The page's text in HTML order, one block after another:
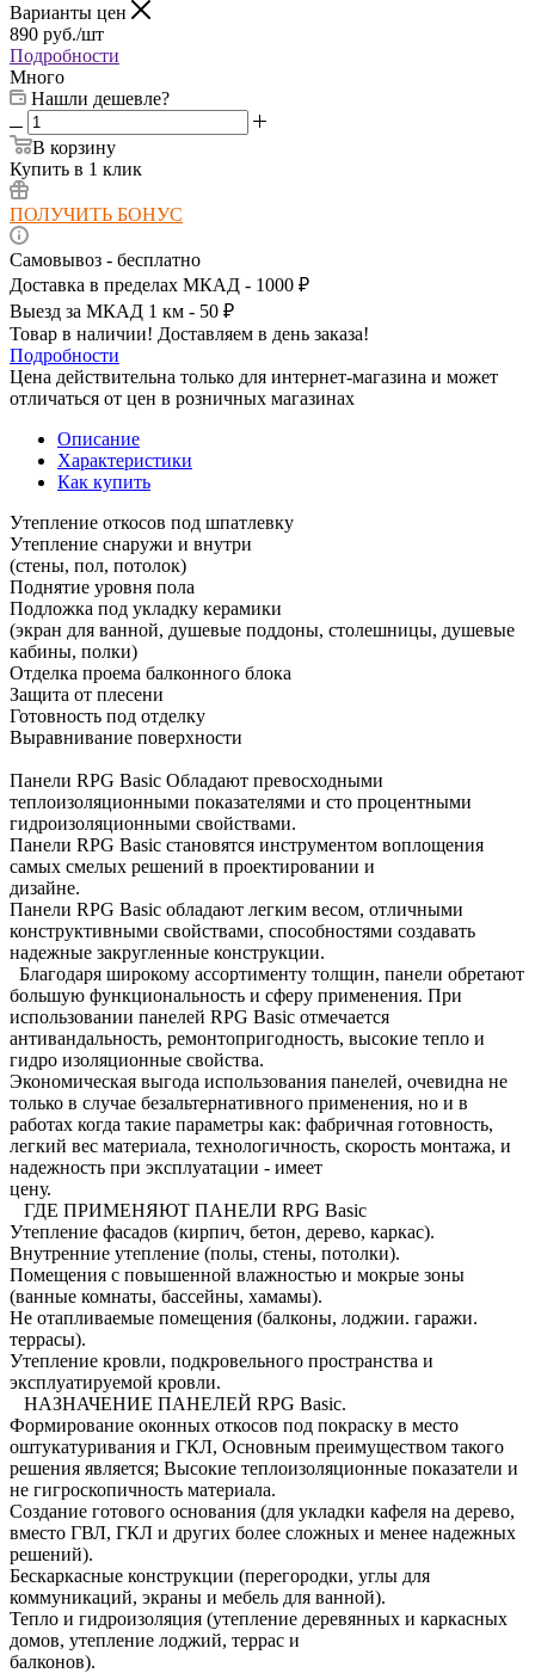
Варианты цен
890 руб./шт
Подробности
Много
Нашли дешевле?
В корзину
Купить в 1 клик
ПОЛУЧИТЬ БОНУС
Самовывоз - бесплатно
Доставка в пределах МКАД - 1000 ₽
Выезд за МКАД 1 км - 50 ₽
Товар в наличии! Доставляем в день заказа!
Подробности
Цена действительна только для интернет-магазина и может
отличаться от цен в розничных магазинах
Описание
Характеристики
Как купить
Утепление откосов под шпатлевку
Утепление снаружи и внутри
(стены, пол, потолок)
Поднятие уровня пола
Подложка под укладку керамики
(экран для ванной, душевые поддоны, столешницы, душевые
кабины, полки)
Отделка проема балконного блока
Защита от плесени
Готовность под отделку
Выравнивание поверхности
Панели RPG Basic Обладают превосходными
теплоизоляционными показателями и сто процентными
гидроизоляционными свойствами.
Панели RPG Basic становятся инструментом воплощения
самых смелых решений в проектировании и
дизайне.
Панели RPG Basic обладают легким весом, отличными
конструктивными свойствами, способностями создавать
надежные закругленные конструкции.
Благодаря широкому ассортименту толщин, панели обретают
большую функциональность и сферу применения. При
использовании панелей RPG Basic отмечается
антивандальность, ремонтопригодность, высокие тепло и
гидро изоляционные свойства.
Экономическая выгода использования панелей, очевидна не
только в случае безальтернативного применения, но и в
работах когда такие параметры как: фабричная готовность,
легкий вес материала, технологичность, скорость монтажа, и
надежность при эксплуатации - имеет
цену.
ГДЕ ПРИМЕНЯЮТ ПАНЕЛИ RPG Basic
Утепление фасадов (кирпич, бетон, дерево, каркас).
Внутренние утепление (полы, стены, потолки).
Помещения с повышенной влажностью и мокрые зоны
(ванные комнаты, бассейны, хамамы).
Не отапливаемые помещения (балконы, лоджии. гаражи.
террасы).
Утепление кровли, подкровельного пространства и
эксплуатируемой кровли.
НАЗНАЧЕНИЕ ПАНЕЛЕЙ RPG Basic.
Формирование оконных откосов под покраску в место
оштукатуривания и ГКЛ, Основным преимуществом такого
решения является; Высокие теплоизоляционные показатели и
не гигроскопичность материала.
Создание готового основания (для укладки кафеля на дерево,
вместо ГВЛ, ГКЛ и других более сложных и менее надежных
решений).
Бескаркасные конструкции (перегородки, углы для
коммуникаций, экраны и мебель для ванной).
Тепло и гидроизоляция (утепление деревянных и каркасных
домов, утепление лоджий, террас и